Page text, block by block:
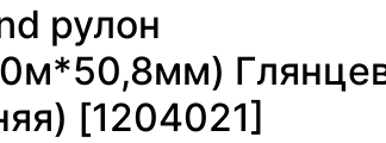
рулон
[1204021]